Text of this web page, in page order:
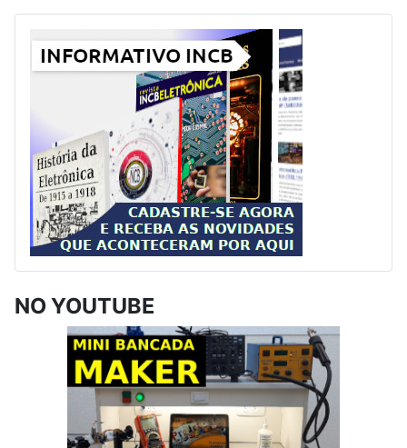
NO YOUTUBE